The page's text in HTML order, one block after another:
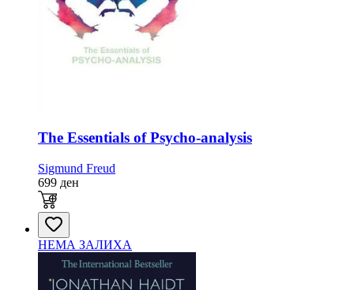
The Essentials of Psycho-analysis
Sigmund Freud
699 ден
НЕМА ЗАЛИХА